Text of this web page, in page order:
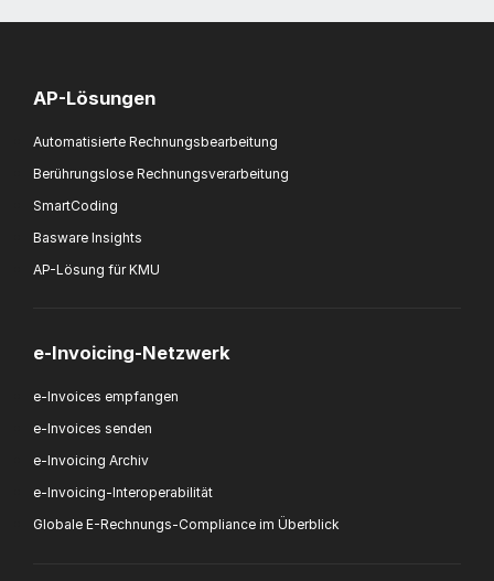
AP-Lösungen
Automatisierte Rechnungsbearbeitung
Berührungslose Rechnungsverarbeitung
SmartCoding
Basware Insights
AP-Lösung für KMU
e-Invoicing-Netzwerk
e-Invoices empfangen
e-Invoices senden
e-Invoicing Archiv
e-Invoicing-Interoperabilität
Globale E-Rechnungs-Compliance im Überblick